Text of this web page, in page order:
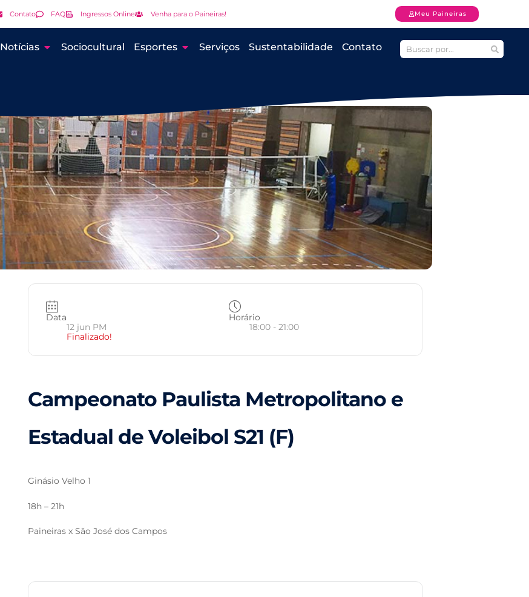
Contato FAQ Ingressos Online Venha para o Paineiras! Meu Paineiras
Notícias Sociocultural Esportes Serviços Sustentabilidade Contato
Data
12 jun PM
Finalizado!
Horário
18:00 - 21:00
Campeonato Paulista Metropolitano e
Estadual de Voleibol S21 (F)
Ginásio Velho 1
18h – 21h
Paineiras x São José dos Campos